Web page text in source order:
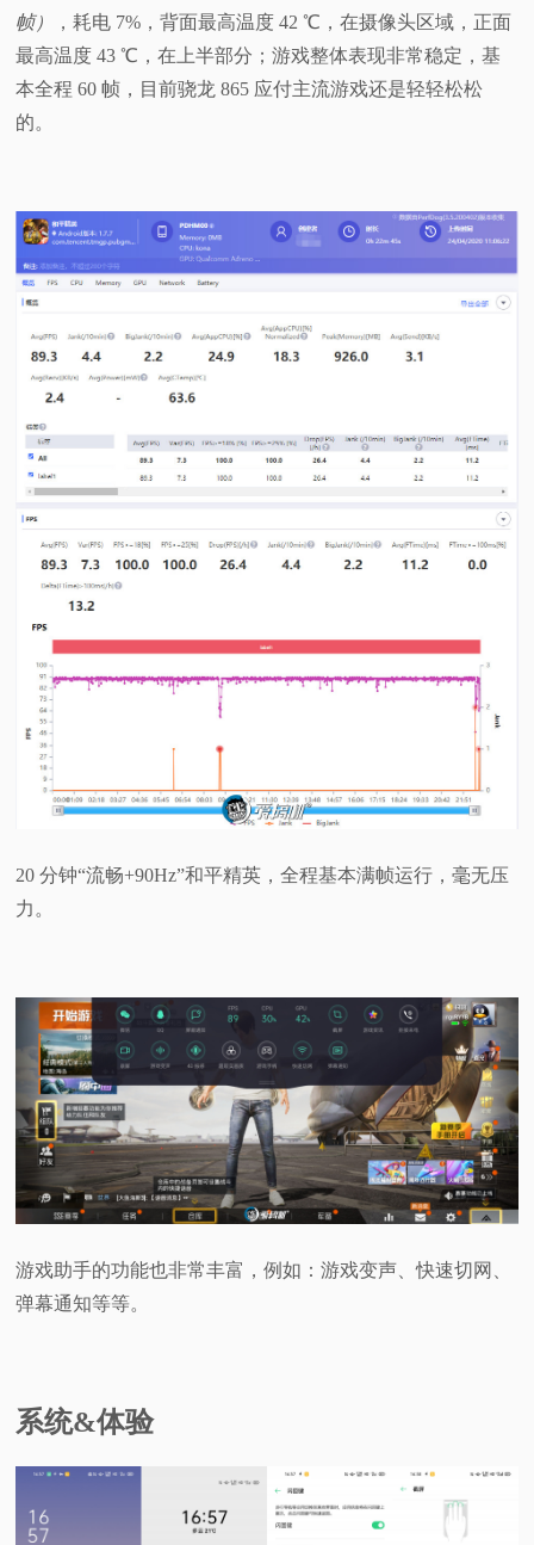
帧）
，耗电 7%，背面最高温度 42 ℃，在摄像头区域，正面
最高温度 43 ℃，在上半部分；游戏整体表现非常稳定，基
本全程 60 帧，目前骁龙 865 应付主流游戏还是轻轻松松
的。
20 分钟“流畅+90Hz”和平精英，全程基本满帧运行，毫无压
力。
游戏助手的功能也非常丰富，例如：游戏变声、快速切网、
弹幕通知等等。
系统&体验